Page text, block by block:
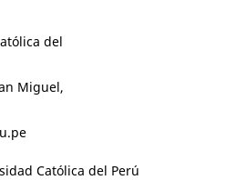
del
Miguel,
Católica del Perú